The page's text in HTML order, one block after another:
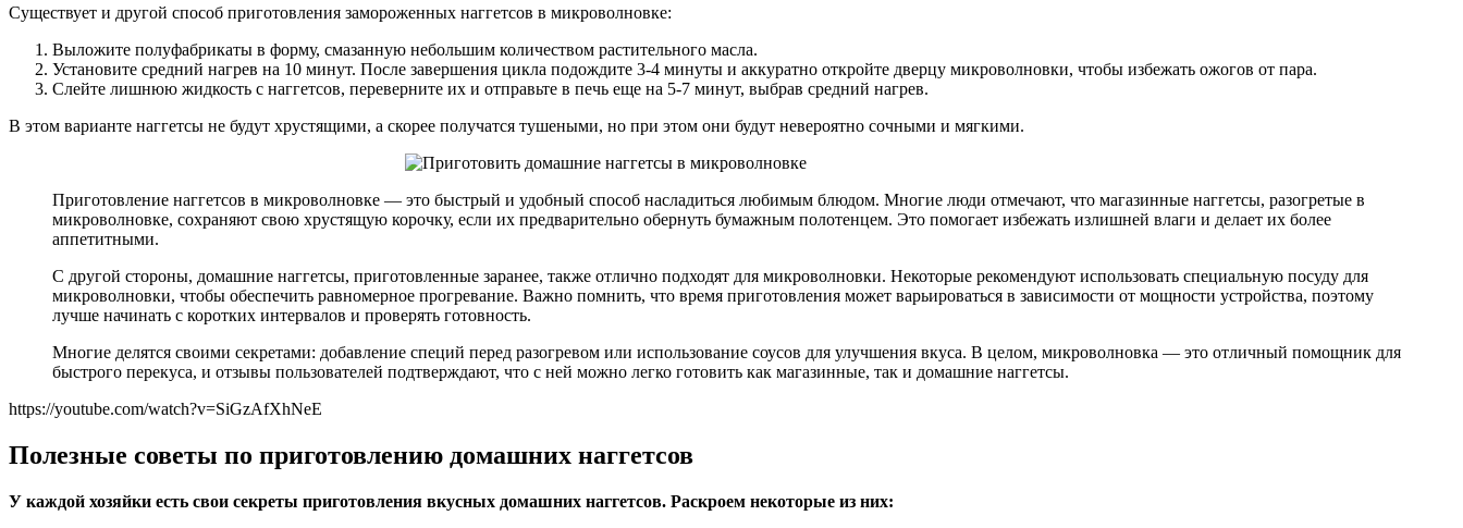
Существует и другой способ приготовления замороженных наггетсов в микроволновке:
Выложите полуфабрикаты в форму, смазанную небольшим количеством растительного масла.
Установите средний нагрев на 10 минут. После завершения цикла подождите 3-4 минуты и аккуратно откройте дверцу микроволновки, чтобы избежать ожогов от пара.
Слейте лишнюю жидкость с наггетсов, переверните их и отправьте в печь еще на 5-7 минут, выбрав средний нагрев.
В этом варианте наггетсы не будут хрустящими, а скорее получатся тушеными, но при этом они будут невероятно сочными и мягкими.
Приготовление наггетсов в микроволновке — это быстрый и удобный способ насладиться любимым блюдом. Многие люди отмечают, что магазинные наггетсы, разогретые в
микроволновке, сохраняют свою хрустящую корочку, если их предварительно обернуть бумажным полотенцем. Это помогает избежать излишней влаги и делает их более
аппетитными.
С другой стороны, домашние наггетсы, приготовленные заранее, также отлично подходят для микроволновки. Некоторые рекомендуют использовать специальную посуду для
микроволновки, чтобы обеспечить равномерное прогревание. Важно помнить, что время приготовления может варьироваться в зависимости от мощности устройства, поэтому
лучше начинать с коротких интервалов и проверять готовность.
Многие делятся своими секретами: добавление специй перед разогревом или использование соусов для улучшения вкуса. В целом, микроволновка — это отличный помощник для
быстрого перекуса, и отзывы пользователей подтверждают, что с ней можно легко готовить как магазинные, так и домашние наггетсы.
https://youtube.com/watch?v=SiGzAfXhNeE
Полезные советы по приготовлению домашних наггетсов
У каждой хозяйки есть свои секреты приготовления вкусных домашних наггетсов. Раскроем некоторые из них: